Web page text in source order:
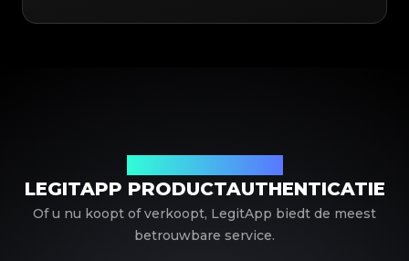
LEGITAPP PRODUCTAUTHENTICATIE
Of u nu koopt of verkoopt, LegitApp biedt de meest
betrouwbare service.